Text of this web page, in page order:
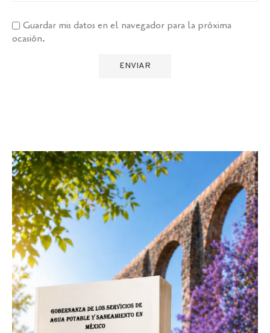
Guardar mis datos en el navegador para la próxima
ocasión.